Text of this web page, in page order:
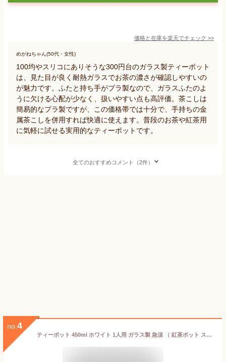
価格と在庫を楽天でチェック >>
めがねちゃん(50代・女性)
100均やスリコにありそうな300円台のガラス製ティーポット
は、見た目が良く耐熱ガラスでお茶の濃さが確認しやすいの
が魅力です。ふたと持ち手がプラ製なので、ガラスふたのよ
うに欠ける心配が少なく、扱いやすい点も高評価。茶こしは
簡易的なプラ製ですが、この価格帯では十分で、手持ちの金
属茶こしを併用すれば快適に使えます。普段のお茶や紅茶用
に気軽に試せる実用的なティーポットです。
全てのおすすめコメント（2件）
no. 4
ティーポット 450ml ホワイト 1人用 ガラス製 急須 （ 紅茶ポット ストレーナー 茶こし 一体型 片手 1～2杯 ガラス 紅茶 ガラスティーポット おしゃれ お茶用品 ティーウェア 茶器 ）【3980円以上送料無料】